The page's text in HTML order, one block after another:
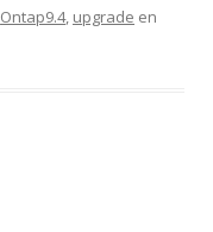
Ontap9.4, upgrade en